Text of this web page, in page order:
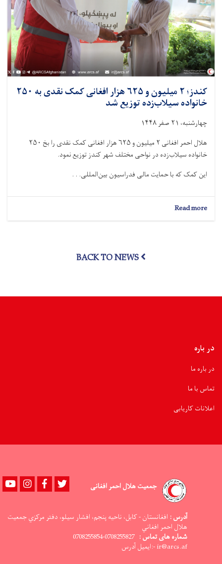
برای
علمای
دینی
برگزار
شد
کندز؛ ۲ میلیون و ۶۲۵ هزار افغانی کمک نقدی به ۲۵۰
خانواده سیلاب‌زده توزیع شد
چهارشنبه، ۲۱ صفر ۱۴۴۸
هلال احمر افغانی ۲ میلیون و ۶۲۵ هزار افغانی کمک نقدی را بخ ۲۵۰
خانواده سیلاب‌زده در نواحی مختلف شهر کندز توزیع نمود.
این کمک که با حمایت مالی فدراسیون بین‌المللی. . .
Read more
کندز؛
نقدی
BACK TO NEWS
در باره
در باره ما
تماس با ما
اعلانات کاریابی
جمعیت هلال احمر افغانی YoutubeinstagramFacebook
آدرس : افغانستان - کابل، ناحيه پنجم، افشار سيلو، دفتر مرکزي جمعيت
هلال احمر افغاني
شماره های تماس : 0708255827-0708255854
ir@arcs.af -:ایمیل آدرس